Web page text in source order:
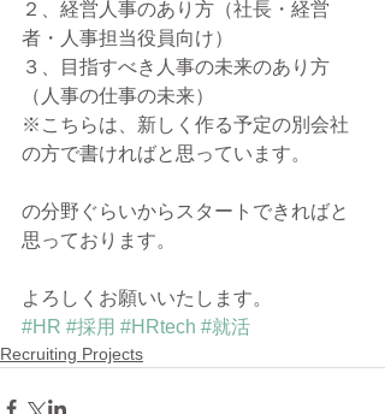
２、経営人事のあり方（社長・経営
者・人事担当役員向け）
３、目指すべき人事の未来のあり方
（人事の仕事の未来）
※こちらは、新しく作る予定の別会社
の方で書ければと思っています。
の分野ぐらいからスタートできればと
思っております。
よろしくお願いいたします。
#HR #採用 #HRtech #就活
Recruiting Projects